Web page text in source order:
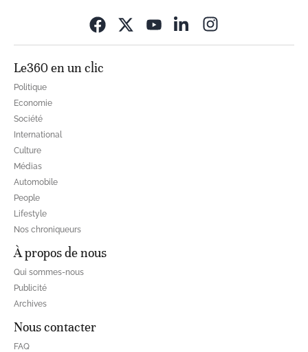
Le360 en un clic
Politique
Economie
Société
International
Culture
Médias
Automobile
People
Lifestyle
Nos chroniqueurs
À propos de nous
Qui sommes-nous
Publicité
Archives
Nous contacter
FAQ